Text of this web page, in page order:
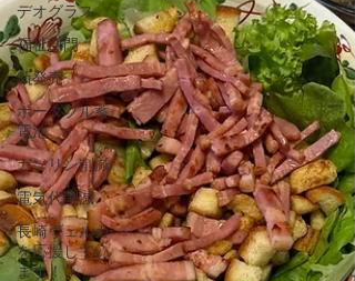
デオグラス
福祉部門
新発売
ポータブル蓄
電池
ガソリン削減
電気代削減
長崎ヴェルカ
を応援してい
ます！